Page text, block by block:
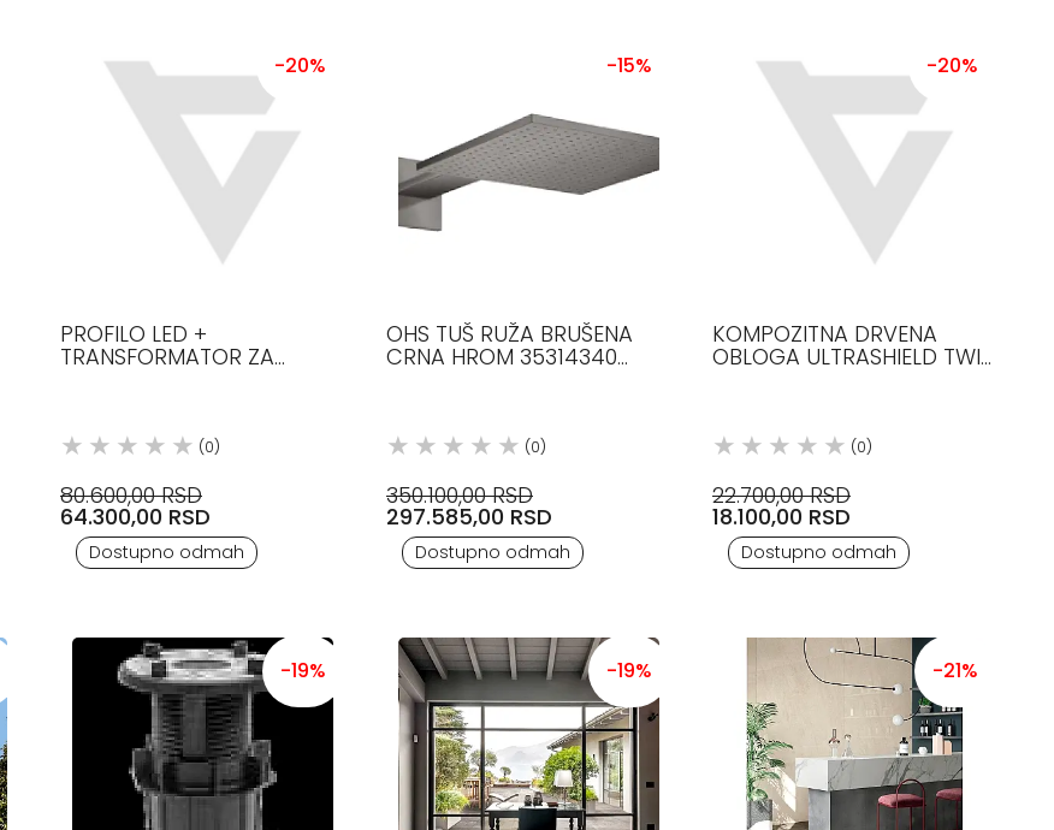
-20%
PROFILO LED +
TRANSFORMATOR ZA
(0)
80.600,00 RSD
64.300,00 RSD
Dostupno odmah
-15%
OHS TUŠ RUŽA BRUŠENA
CRNA HROM 35314340
(0)
350.100,00 RSD
297.585,00 RSD
Dostupno odmah
-20%
KOMPOZITNA DRVENA
OBLOGA ULTRASHIELD TWIX
(0)
22.700,00 RSD
18.100,00 RSD
Dostupno odmah
-19% -19% -21%